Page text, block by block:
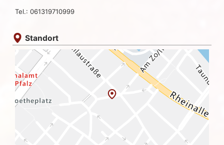
Tel.: 061319710999
Standort